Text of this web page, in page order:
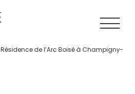
Résidence de l’Arc Boisé à Champigny-